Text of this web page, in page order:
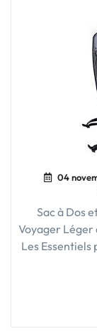
04
Sac à Dos
Voyager Léger
Les